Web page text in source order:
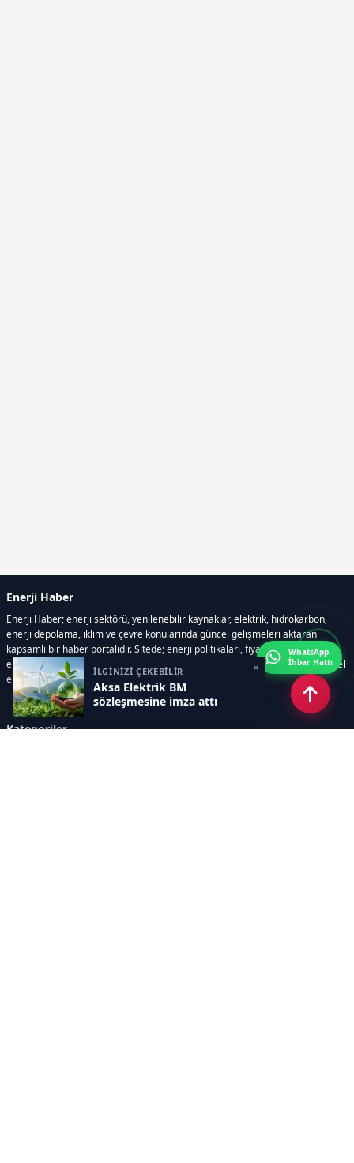
İLGİNİZİ ÇEKEBİLİR
Aksa Elektrik BM
sözleşmesine imza attı
×
Enerji Haber
Enerji Haber; enerji sektörü, yenilenebilir kaynaklar, elektrik, hidrokarbon,
enerji depolama, iklim ve çevre konularında güncel gelişmeleri aktaran
kapsamlı bir haber portalıdır. Sitede; enerji politikaları, fiyat hareketleri,
elektrik kesintileri, yeni teknolojiler, nükleer enerji, elektrikli araçlar ve küresel
enerji krizleri gibi başlıklar öne çıkar.
Kategoriler
WhatsApp
İhbar Hattı